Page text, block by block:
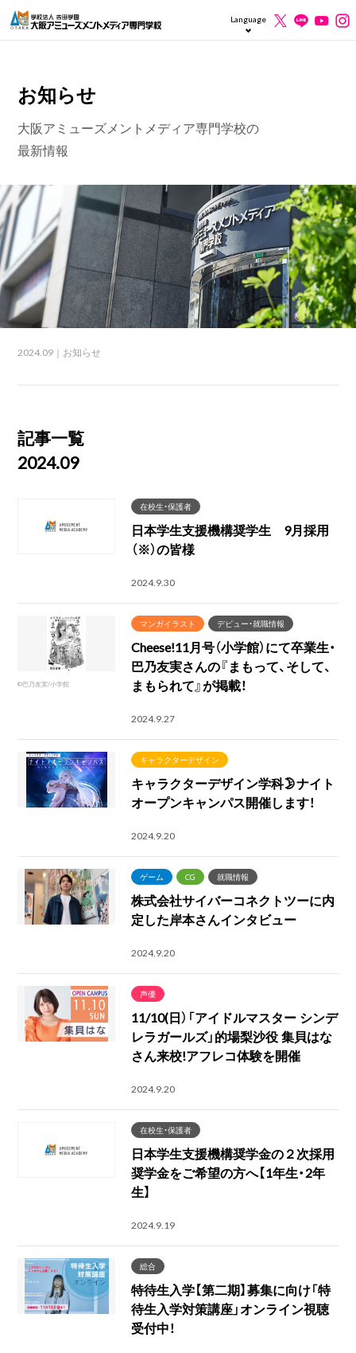
Language
お知らせ
大阪アミューズメントメディア専門学校の
最新情報
2024.09 ｜お知らせ
記事一覧
2024.09
在校生・保護者
日本学生支援機構奨学生 9月採用
（※）の皆様
2024.9.30
©巴乃友実/小学館
マンガイラスト デビュー・就職情報
Cheese!11月号（小学館）にて卒業生・
巴乃友実さんの『まもって、そして、
まもられて』が掲載！
2024.9.27
キャラクターデザイン
キャラクターデザイン学科🌛ナイト
オープンキャンパス開催します！
2024.9.20
ゲーム CG 就職情報
株式会社サイバーコネクトツーに内
定した岸本さんインタビュー
2024.9.20
声優
11/10(日）「アイドルマスター シンデ
レラガールズ」的場梨沙役 集貝はな
さん来校!アフレコ体験を開催
2024.9.20
在校生・保護者
日本学生支援機構奨学金の２次採用
奨学金をご希望の方へ【1年生・2年
生】
2024.9.19
総合
特待生入学【第二期】募集に向け「特
待生入学対策講座」オンライン視聴
受付中！